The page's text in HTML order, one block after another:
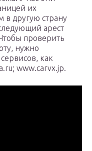
их
в другую страну
арест
проверить
нужно
как
www.carvx.jp.